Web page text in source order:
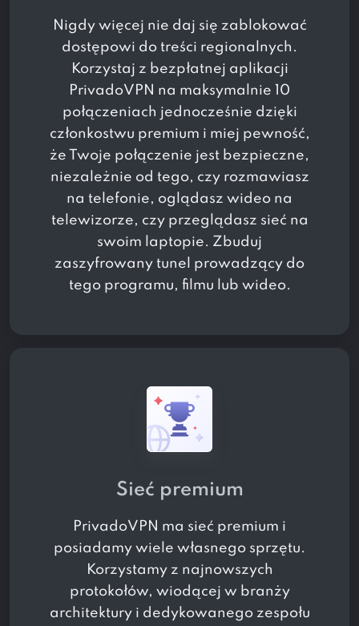
Nigdy więcej nie daj się zablokować
dostępowi do treści regionalnych.
Korzystaj z bezpłatnej aplikacji
PrivadoVPN na maksymalnie 10
połączeniach jednocześnie dzięki
członkostwu premium i miej pewność,
że Twoje połączenie jest bezpieczne,
niezależnie od tego, czy rozmawiasz
na telefonie, oglądasz wideo na
telewizorze, czy przeglądasz sieć na
swoim laptopie. Zbuduj
zaszyfrowany tunel prowadzący do
tego programu, filmu lub wideo.
Sieć premium
PrivadoVPN ma sieć premium i
posiadamy wiele własnego sprzętu.
Korzystamy z najnowszych
protokołów, wiodącej w branży
architektury i dedykowanego zespołu